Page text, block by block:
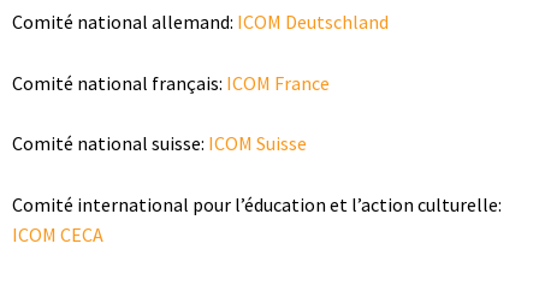
Comité national allemand: ICOM Deutschland
Comité national français: ICOM France
Comité national suisse: ICOM Suisse
Comité international pour l’éducation et l’action culturelle:
ICOM CECA